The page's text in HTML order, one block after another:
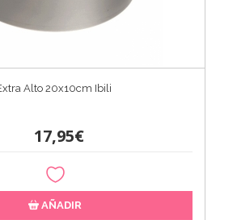
Alto 20x10cm Ibili
17,95€
AÑADIR